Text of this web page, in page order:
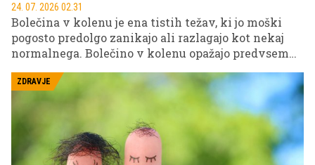
24. 07. 2026 02.31
Bolečina v kolenu je ena tistih težav, ki jo moški
pogosto predolgo zanikajo ali razlagajo kot nekaj
normalnega. Bolečino v kolenu opažajo predvsem
škripa ali pa celo zapeče. Dokler lahko hodite,
delate in trenirate, se zdi, da ni razloga za paniko.
Težava pa je v tem, da koleno redko začne boleti
brez razloga, še redkeje pa se kronična bolečina reši
tako, da jo dovolj dolgo ignorirate.
ZDRAVJE